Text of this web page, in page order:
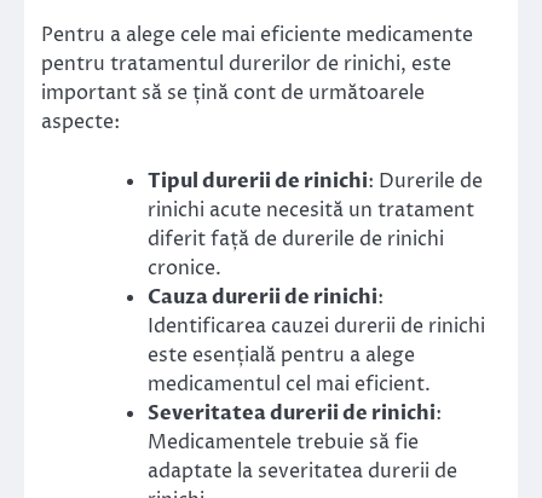
Pentru a alege cele mai eficiente medicamente
pentru tratamentul durerilor de rinichi, este
important să se țină cont de următoarele
aspecte:
Tipul durerii de rinichi: Durerile de
rinichi acute necesită un tratament
diferit față de durerile de rinichi
cronice.
Cauza durerii de rinichi:
Identificarea cauzei durerii de rinichi
este esențială pentru a alege
medicamentul cel mai eficient.
Severitatea durerii de rinichi:
Medicamentele trebuie să fie
adaptate la severitatea durerii de